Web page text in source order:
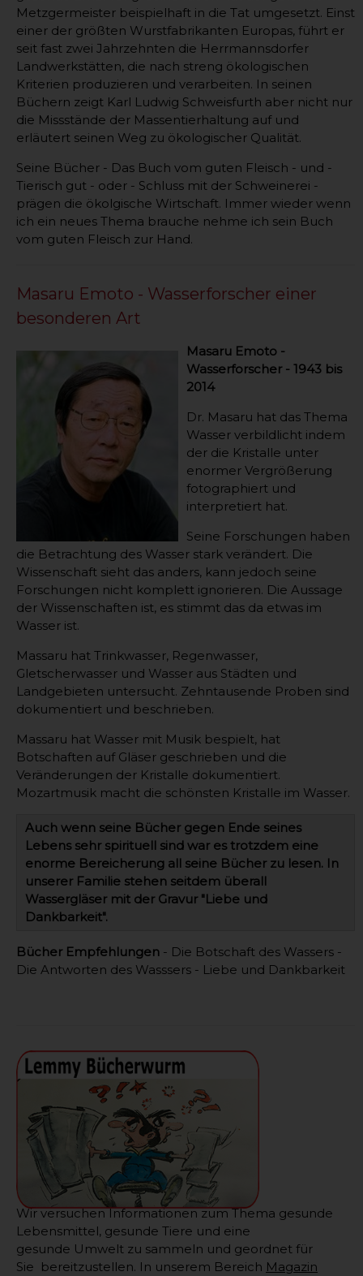
Metzgermeister beispielhaft in die Tat umgesetzt. Einst
einer der größten Wurstfabrikanten Europas, führt er
seit fast zwei Jahrzehnten die Herrmannsdorfer
Landwerkstätten, die nach streng ökologischen
Kriterien produzieren und verarbeiten. In seinen
Büchern zeigt Karl Ludwig Schweisfurth aber nicht nur
die Missstände der Massentierhaltung auf und
erläutert seinen Weg zu ökologischer Qualität.
Seine Bücher - Das Buch vom guten Fleisch - und -
Tierisch gut - oder - Schluss mit der Schweinerei -
prägen die ökolgische Wirtschaft. Immer wieder wenn
ich ein neues Thema brauche nehme ich sein Buch
vom guten Fleisch zur Hand.
Masaru Emoto - Wasserforscher einer
besonderen Art
Masaru Emoto -
Wasserforscher - 1943 bis
2014
Dr. Masaru hat das Thema
Wasser verbildlicht indem
der die Kristalle unter
enormer Vergrößerung
fotographiert und
interpretiert hat.
Seine Forschungen haben
die Betrachtung des Wasser stark verändert. Die
Wissenschaft sieht das anders, kann jedoch seine
Forschungen nicht komplett ignorieren. Die Aussage
der Wissenschaften ist, es stimmt das da etwas im
Wasser ist.
Massaru hat Trinkwasser, Regenwasser,
Gletscherwasser und Wasser aus Städten und
Landgebieten untersucht. Zehntausende Proben sind
dokumentiert und beschrieben.
Massaru hat Wasser mit Musik bespielt, hat
Botschaften auf Gläser geschrieben und die
Veränderungen der Kristalle dokumentiert.
Mozartmusik macht die schönsten Kristalle im Wasser.
Auch wenn seine Bücher gegen Ende seines
Lebens sehr spirituell sind war es trotzdem eine
enorme Bereicherung all seine Bücher zu lesen. In
unserer Familie stehen seitdem überall
Wassergläser mit der Gravur "Liebe und
Dankbarkeit".
Bücher Empfehlungen - Die Botschaft des Wassers -
Die Antworten des Wasssers - Liebe und Dankbarkeit
Wir versuchen Informationen zum Thema gesunde
Lebensmittel, gesunde Tiere und eine
gesunde Umwelt zu sammeln und geordnet für
Sie bereitzustellen. In unserem Bereich Magazin